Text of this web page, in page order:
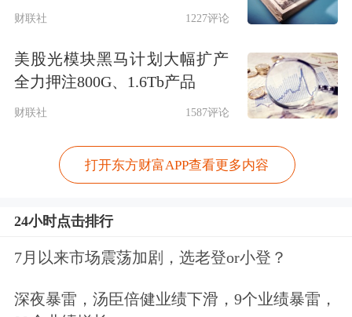
近日，田朴珺还发了一则日常生活视
晨6点素颜起床，教练上门指导练普拉
试，母女俩在车上温馨聊天，考试前暖
心击掌。考试结束后，她和女儿回家一
起包饺子。王石因工作缺席，但通过和
财联社 1227评论
美股光模块黑马计划大幅扩产
全力押注800G、1.6Tb产品
财联社 1587评论
打开东方财富APP查看更多内容
24小时点击排行
7月以来市场震荡加剧，选老登or小登？
深夜暴雷，汤臣倍健业绩下滑，9个业绩暴雷，